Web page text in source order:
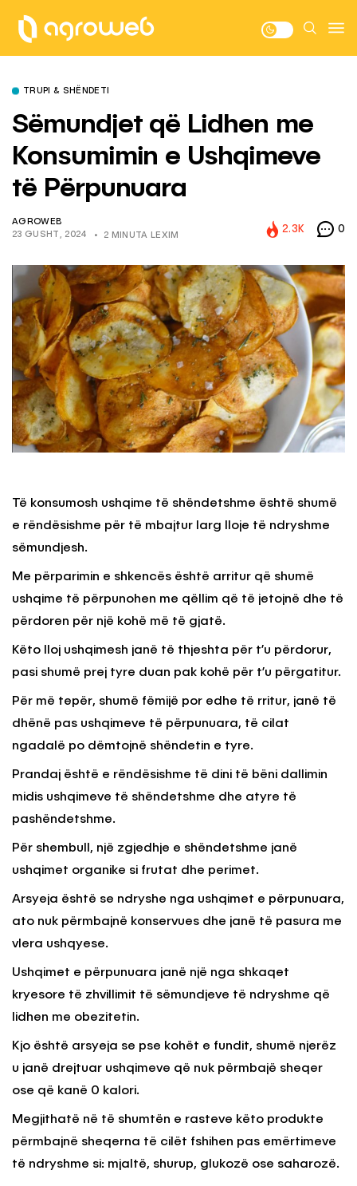
TRUPI & SHËNDETI
Sëmundjet që Lidhen me
Konsumimin e Ushqimeve
të Përpunuara
AGROWEB
23 GUSHT, 2024
2 MINUTA LEXIM
2.3K 0
Të konsumosh ushqime të shëndetshme është shumë
e rëndësishme për të mbajtur larg lloje të ndryshme
sëmundjesh.
Me përparimin e shkencës është arritur që shumë
ushqime të përpunohen me qëllim që të jetojnë dhe të
përdoren për një kohë më të gjatë.
Këto lloj ushqimesh janë të thjeshta për t’u përdorur,
pasi shumë prej tyre duan pak kohë për t’u përgatitur.
Për më tepër, shumë fëmijë por edhe të rritur, janë të
dhënë pas ushqimeve të përpunuara, të cilat
ngadalë po dëmtojnë shëndetin e tyre.
Prandaj është e rëndësishme të dini të bëni dallimin
midis ushqimeve të shëndetshme dhe atyre të
pashëndetshme.
Për shembull, një zgjedhje e shëndetshme janë
ushqimet organike si frutat dhe perimet.
Arsyeja është se ndryshe nga ushqimet e përpunuara,
ato nuk përmbajnë konservues dhe janë të pasura me
vlera ushqyese.
Ushqimet e përpunuara janë një nga shkaqet
kryesore të zhvillimit të sëmundjeve të ndryshme që
lidhen me obezitetin.
Kjo është arsyeja se pse kohët e fundit, shumë njerëz
u janë drejtuar ushqimeve që nuk përmbajë sheqer
ose që kanë 0 kalori.
Megjithatë në të shumtën e rasteve këto produkte
përmbajnë sheqerna të cilët fshihen pas emërtimeve
të ndryshme si: mjaltë, shurup, glukozë ose saharozë.